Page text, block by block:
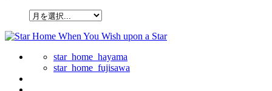
star_home_hayama
star_home_fujisawa